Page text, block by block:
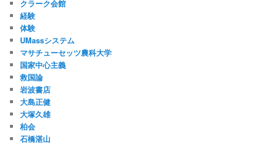
クラーク会館
経験
体験
UMassシステム
マサチューセッツ農科大学
国家中心主義
救国論
岩波書店
大島正健
大塚久雄
柏会
石橋湛山